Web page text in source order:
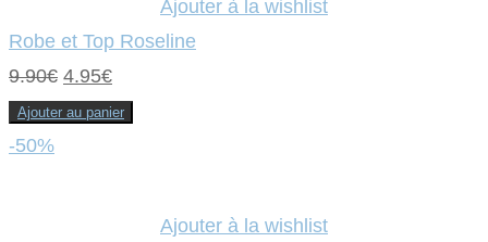
Ajouter à la wishlist
Robe et Top Roseline
9.90€ Le
prix
4.95€Le
prix
Ajouter au panier
-50%
Ajouter à la wishlist